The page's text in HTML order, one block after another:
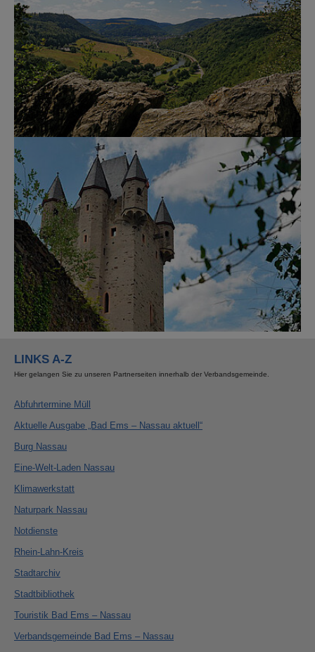
Show larger version for:
LINKS A-Z
Hier gelangen Sie zu unseren Partnerseiten innerhalb der Verbandsgemeinde.
Abfuhrtermine Müll
Aktuelle Ausgabe „Bad Ems – Nassau aktuell“
Burg Nassau
Eine-Welt-Laden Nassau
Klimawerkstatt
Naturpark Nassau
Notdienste
Rhein-Lahn-Kreis
Stadtarchiv
Stadtbibliothek
Touristik Bad Ems – Nassau
Verbandsgemeinde Bad Ems – Nassau